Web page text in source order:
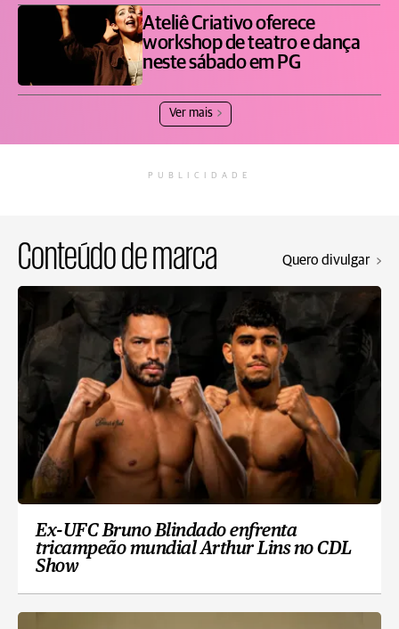
Ateliê Criativo oferece
workshop de teatro e dança
neste sábado em PG
Ver mais
PUBLICIDADE
Conteúdo de marca Quero divulgar
Ex-UFC Bruno Blindado enfrenta
tricampeão mundial Arthur Lins no CDL
Show